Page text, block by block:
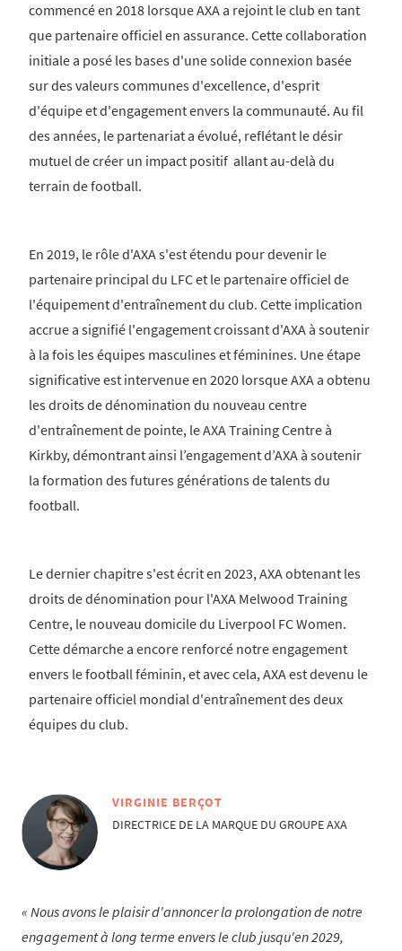
commencé en 2018 lorsque AXA a rejoint le club en tant
que partenaire officiel en assurance. Cette collaboration
initiale a posé les bases d'une solide connexion basée
sur des valeurs communes d'excellence, d'esprit
d'équipe et d'engagement envers la communauté. Au fil
des années, le partenariat a évolué, reflétant le désir
mutuel de créer un impact positif allant au-delà du
terrain de football.
En 2019, le rôle d'AXA s'est étendu pour devenir le
partenaire principal du LFC et le partenaire officiel de
l'équipement d'entraînement du club. Cette implication
accrue a signifié l'engagement croissant d'AXA à soutenir
à la fois les équipes masculines et féminines. Une étape
significative est intervenue en 2020 lorsque AXA a obtenu
les droits de dénomination du nouveau centre
d'entraînement de pointe, le AXA Training Centre à
Kirkby, démontrant ainsi l’engagement d’AXA à soutenir
la formation des futures générations de talents du
football.
Le dernier chapitre s'est écrit en 2023, AXA obtenant les
droits de dénomination pour l'AXA Melwood Training
Centre, le nouveau domicile du Liverpool FC Women.
Cette démarche a encore renforcé notre engagement
envers le football féminin, et avec cela, AXA est devenu le
partenaire officiel mondial d'entraînement des deux
équipes du club.
VIRGINIE BERÇOT
DIRECTRICE DE LA MARQUE DU GROUPE AXA
Nous avons le plaisir d'annoncer la prolongation de notre
engagement à long terme envers le club jusqu'en 2029,